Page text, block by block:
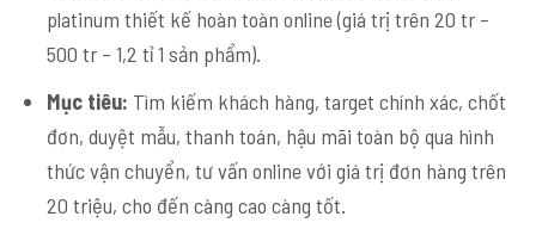
platinum thiết kế hoàn toàn online (giá trị trên 20 tr –
500 tr – 1,2 tỉ 1 sản phẩm).
Mục tiêu: Tìm kiếm khách hàng, target chính xác, chốt
đơn, duyệt mẫu, thanh toán, hậu mãi toàn bộ qua hình
thức vận chuyển, tư vấn online với giá trị đơn hàng trên
20 triệu, cho đến càng cao càng tốt.